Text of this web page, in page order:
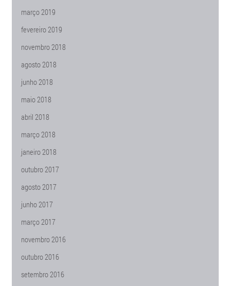
março 2019
fevereiro 2019
novembro 2018
agosto 2018
junho 2018
maio 2018
abril 2018
março 2018
janeiro 2018
outubro 2017
agosto 2017
junho 2017
março 2017
novembro 2016
outubro 2016
setembro 2016